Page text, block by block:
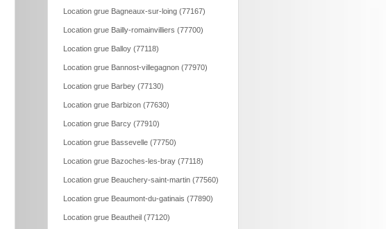
Location grue Bagneaux-sur-loing (77167)
Location grue Bailly-romainvilliers (77700)
Location grue Balloy (77118)
Location grue Bannost-villegagnon (77970)
Location grue Barbey (77130)
Location grue Barbizon (77630)
Location grue Barcy (77910)
Location grue Bassevelle (77750)
Location grue Bazoches-les-bray (77118)
Location grue Beauchery-saint-martin (77560)
Location grue Beaumont-du-gatinais (77890)
Location grue Beautheil (77120)